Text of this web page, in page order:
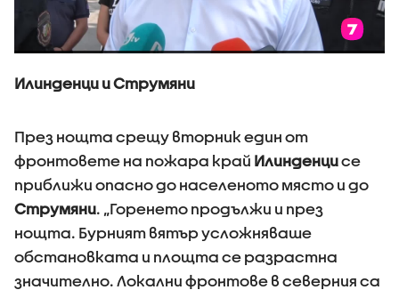
Илинденци и Струмяни
През нощта срещу вторник един от
фронтовете на пожара край Илинденцисе
приближи опасно до населеното място и до
Струмяни. „Горенето продължи и през
нощта. Бурният вятър усложняваше
обстановката и площта се разрастна
значително. Локални фронтове в северния са